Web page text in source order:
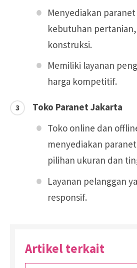
Menyediakan
kebutuhan
konstruksi.
Memiliki layanan
harga kompetitif.
Toko Paranet Jakarta
Toko online dan
menyediakan
pilihan ukuran dan
Layanan pelanggan
responsif.
Artikel terkait